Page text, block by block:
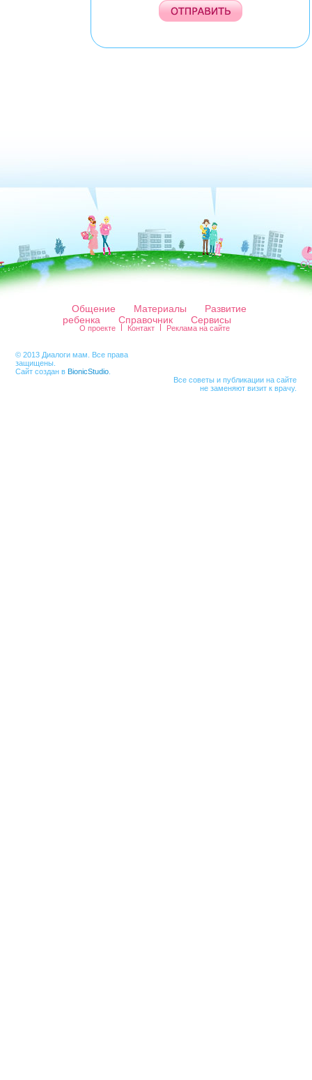
Общение Материалы
Развитие
ребенка
Справочник Сервисы
О проекте Контакт Реклама на сайте
© 2013 Диалоги мам. Все права
защищены.
Сайт создан в BionicStudio
Все советы и публикации на сайте
не заменяют визит к врачу.